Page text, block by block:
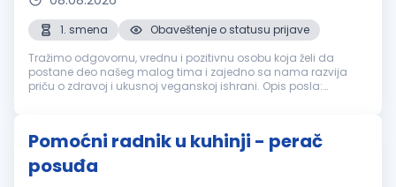
1. smena
Obaveštenje o statusu prijave
Tražimo odgovornu, vrednu i pozitivnu osobu koja želi da
postane deo našeg malog tima i zajedno sa nama razvija
priču o zdravoj i ukusnoj veganskoj ishrani. Opis posla:
Pomoćni radnik u kuhinji - perač
posuđa